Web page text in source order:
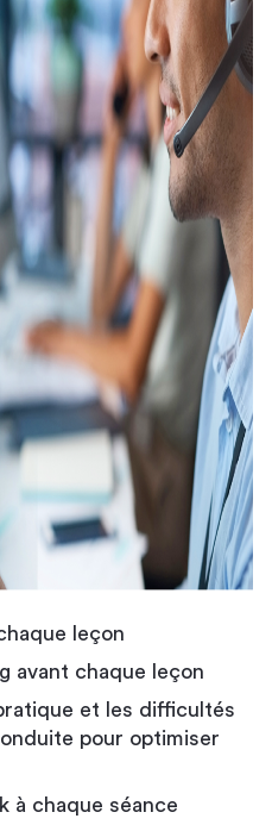
leçon
avant chaque leçon
et les difficultés
pour optimiser
à chaque séance